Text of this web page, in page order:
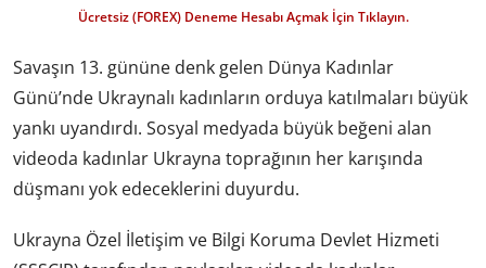
Ücretsiz (FOREX) Deneme Hesabı Açmak İçin Tıklayın.
Savaşın 13. gününe denk gelen Dünya Kadınlar
Günü’nde Ukraynalı kadınların orduya katılmaları büyük
yankı uyandırdı. Sosyal medyada büyük beğeni alan
videoda kadınlar Ukrayna toprağının her karışında
düşmanı yok edeceklerini duyurdu.
Ukrayna Özel İletişim ve Bilgi Koruma Devlet Hizmeti